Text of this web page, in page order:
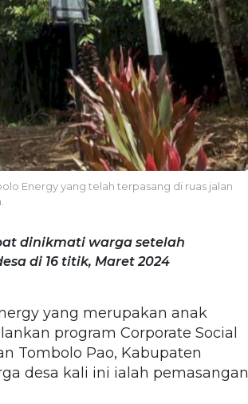
Energy yang telah terpasang di ruas jalan
dinikmati warga setelah
di 16 titik, Maret 2024
yang merupakan anak
program Corporate Social
Tombolo Pao, Kabupaten
desa kali ini ialah pemasangan